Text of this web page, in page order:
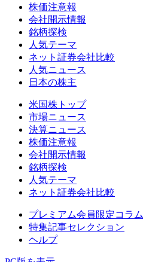
株価注意報
会社開示情報
銘柄探検
人気テーマ
ネット証券会社比較
人気ニュース
日本の株主
米国株トップ
市場ニュース
決算ニュース
株価注意報
会社開示情報
銘柄探検
人気テーマ
ネット証券会社比較
プレミアム会員限定コラム
特集記事セレクション
ヘルプ